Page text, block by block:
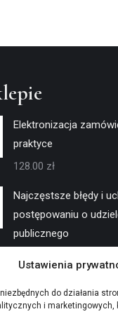
Ustawienia
do działania
i
Elektronizacja
praktyce
128.00 zł
Najczęstsze błędy i
postępowaniu o
publicznego
128.00 zł